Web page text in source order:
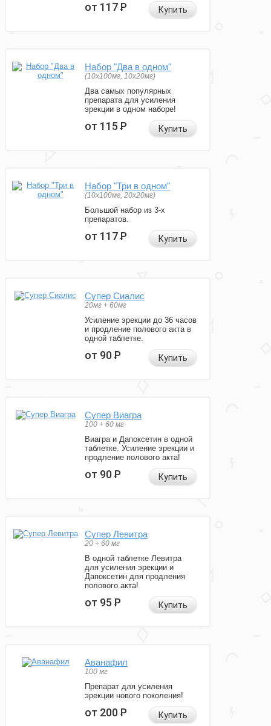
от 117Р Купить
Набор "Два в одном"
(10x100мг, 10x20мг)
Два самых популярных
препарата для усиления
эрекции в одном наборе!
от 115Р Купить
Набор "Три в одном"
(10x100мг, 20x20мг)
Большой набор из 3-х
препаратов.
от 117Р Купить
Супер Сиалис
20мг + 60мг
Усиление эрекции до 36 часов
и продление полового акта в
одной таблетке.
от 90Р Купить
Супер Виагра
100 + 60 мг
Виагра и Дапоксетин в одной
таблетке. Усиление эрекции и
продление полового акта!
от 90Р Купить
Супер Левитра
20 + 60 мг
В одной таблетке Левитра
для усиления эрекции и
Дапоксетин для продления
полового акта!
от 95Р Купить
Аванафил
100 мг
Препарат для усиления
эрекции нового поколения!
от 200Р Купить